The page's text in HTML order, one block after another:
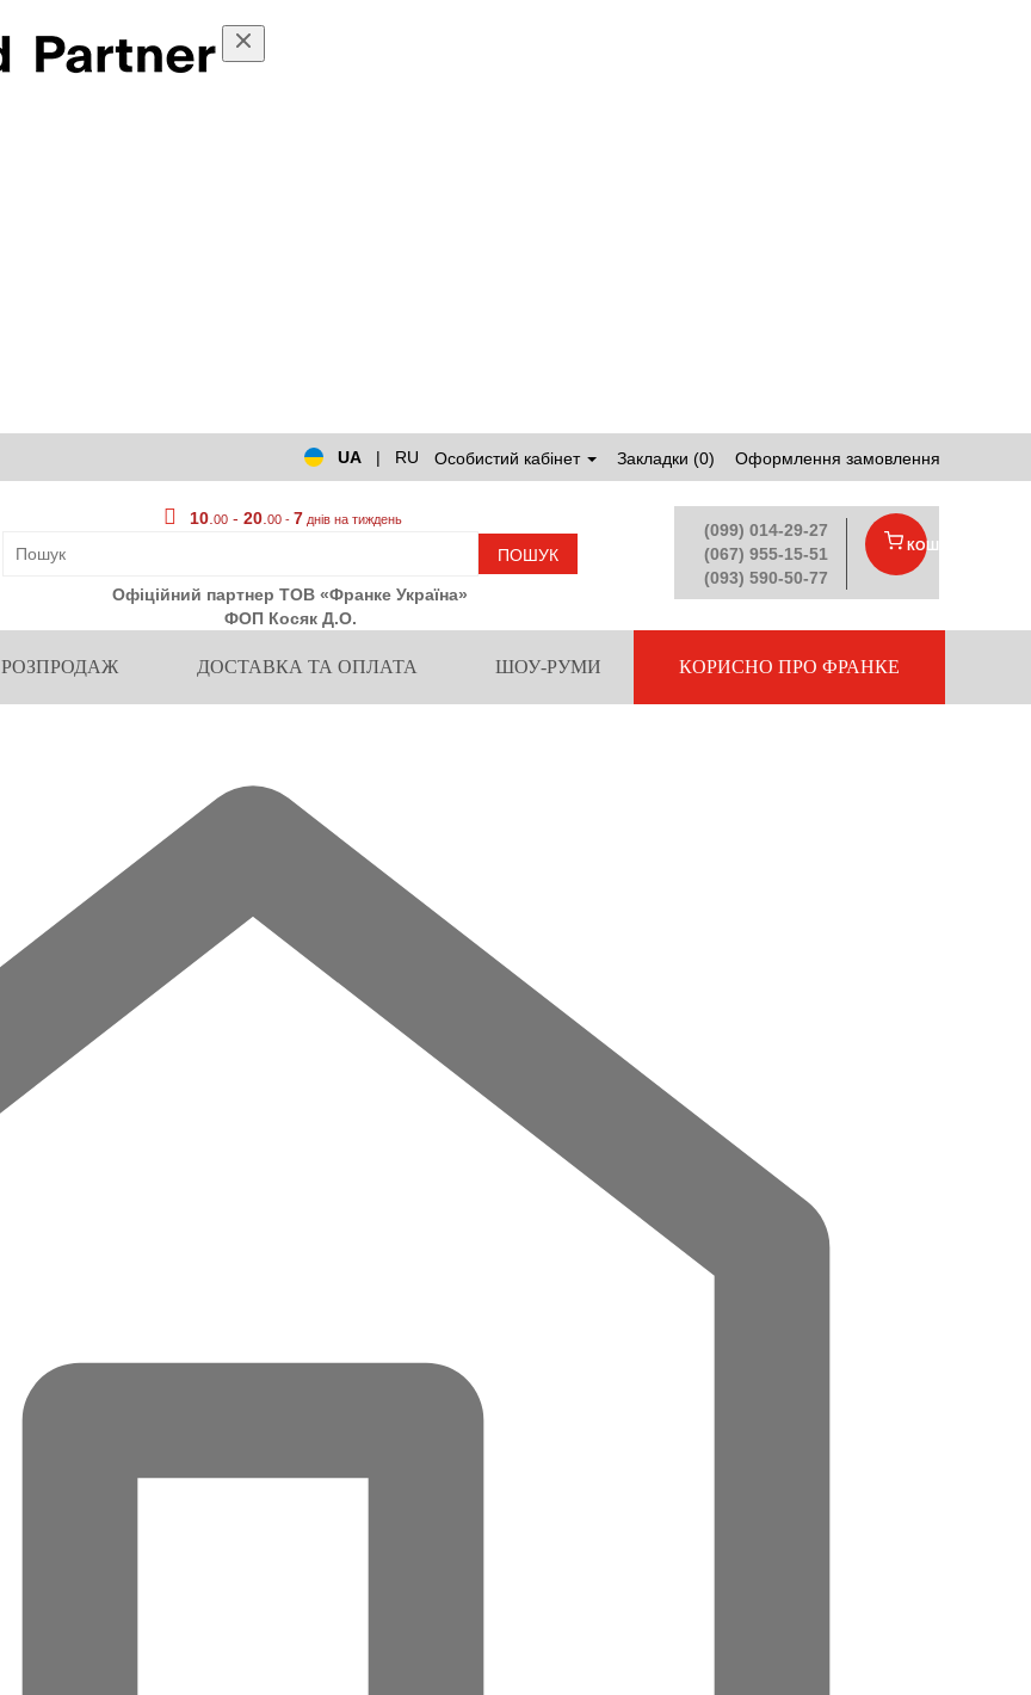
UA
| RU Особистий кабінет Закладки (0) Оформлення замовлення
10 .00 -20 .00 -7 днів на тиждень
ПОШУК
Офіційний партнер ТОВ «Франке Україна»
ФОП Косяк Д.О.
(099) 014-29-27
(067) 955-15-51
(093) 590-50-77
КОШИК
РОЗПРОДАЖ ДОСТАВКА ТА ОПЛАТА ШОУ-РУМИ КОРИСНО ПРО ФРАНКЕ